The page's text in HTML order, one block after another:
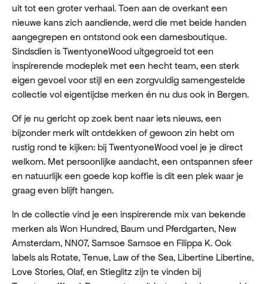
uit tot een groter verhaal. Toen aan de overkant een
nieuwe kans zich aandiende, werd die met beide handen
aangegrepen en ontstond ook een damesboutique.
Sindsdien is TwentyoneWood uitgegroeid tot een
inspirerende modeplek met een hecht team, een sterk
eigen gevoel voor stijl en een zorgvuldig samengestelde
collectie vol eigentijdse merken én nu dus ook in Bergen.
Of je nu gericht op zoek bent naar iets nieuws, een
bijzonder merk wilt ontdekken of gewoon zin hebt om
rustig rond te kijken: bij TwentyoneWood voel je je direct
welkom. Met persoonlijke aandacht, een ontspannen sfeer
en natuurlijk een goede kop koffie is dit een plek waar je
graag even blijft hangen.
In de collectie vind je een inspirerende mix van bekende
merken als Won Hundred, Baum und Pferdgarten, New
Amsterdam, NN07, Samsoe Samsoe en Filippa K. Ook
labels als Rotate, Tenue, Law of the Sea, Libertine Libertine,
Love Stories, Olaf, en Stieglitz zijn te vinden bij